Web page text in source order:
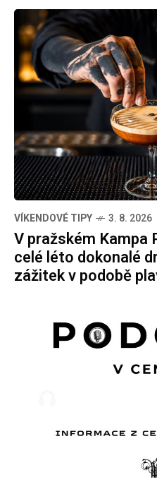
VÍKENDOVÉ TIPY 3. 8. 2026
V pražském Kampa
celé léto dokonalé
zážitek v podobě